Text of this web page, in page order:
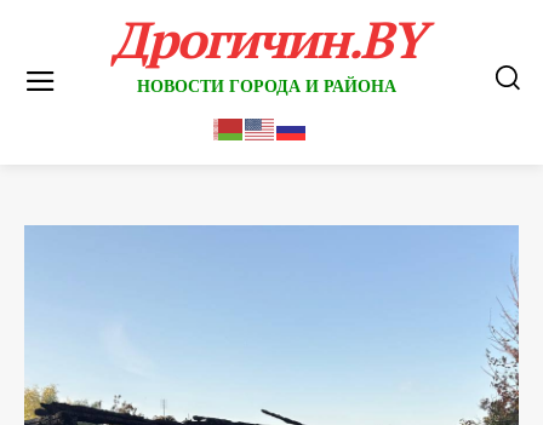
Дрогичин.BY
НОВОСТИ ГОРОДА И РАЙОНА